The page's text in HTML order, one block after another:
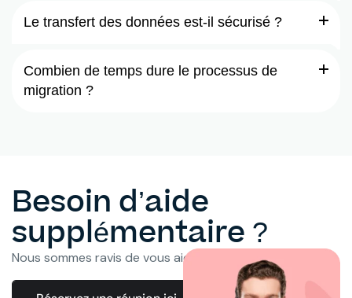
Le transfert des données est-il sécurisé ?
Combien de temps dure le processus de
migration ?
Besoin d’aide
supplémentaire ?
Nous sommes ravis de vous aider à chaque étape.